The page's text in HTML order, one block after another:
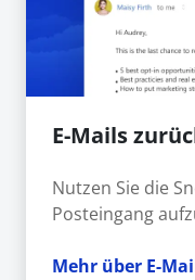
E-Mails
Nutzen Sie die
Posteingang
Mehr über E-